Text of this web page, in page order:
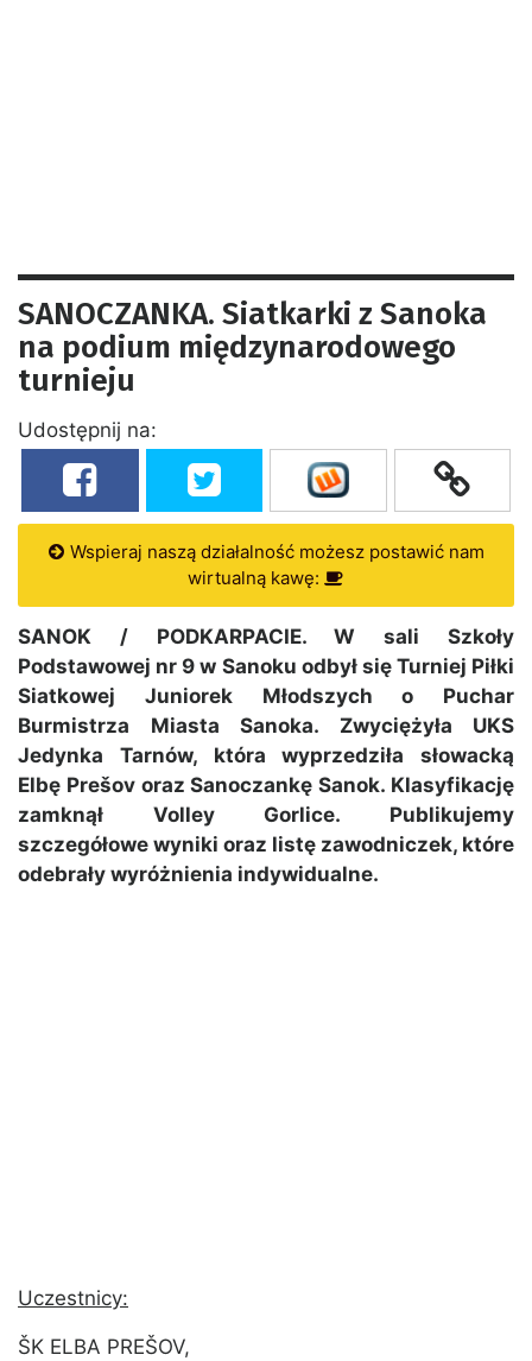
SANOCZANKA. Siatkarki z Sanoka
na podium międzynarodowego
turnieju
Udostępnij na:
Wspieraj naszą działalność możesz postawić nam
wirtualną kawę:
SANOK / PODKARPACIE. W sali Szkoły
Podstawowej nr 9 w Sanoku odbył się Turniej Piłki
Siatkowej Juniorek Młodszych o Puchar
Burmistrza Miasta Sanoka. Zwyciężyła UKS
Jedynka Tarnów, która wyprzedziła słowacką
Elbę Prešov oraz Sanoczankę Sanok. Klasyfikację
zamknął Volley Gorlice. Publikujemy
szczegółowe wyniki oraz listę zawodniczek, które
odebrały wyróżnienia indywidualne.
Uczestnicy:
ŠK ELBA PREŠOV,